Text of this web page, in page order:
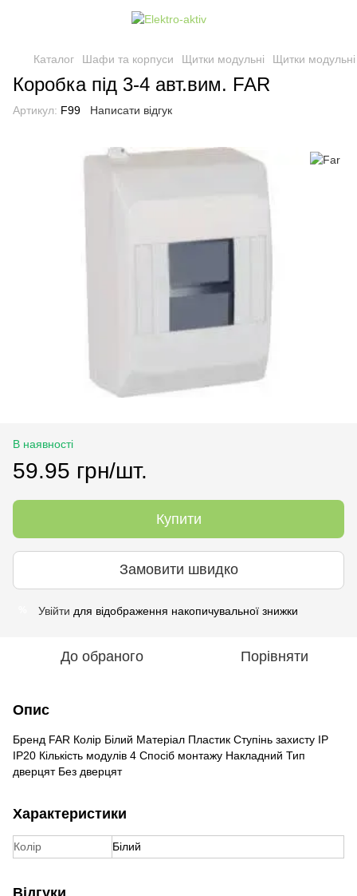
Каталог Шафи та корпуси Щитки модульні Щитки
Коробка під 3-4 авт.вим. FAR
Артикул: F99 Написати відгук
В наявності
59.95 грн/шт.
Купити
Замовити швидко
Увійти для відображення накопичувальної знижки
До обраного Порівняти
Опис
Бренд FAR Колір Білий Матеріал Пластик Ступінь захисту IP
IP20 Кількість модулів 4 Спосіб монтажу Накладний Тип
дверцят Без дверцят
Характеристики
Колір Білий
Відгуки